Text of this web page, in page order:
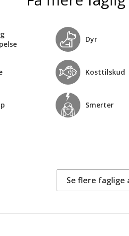
Dyr
Kosttilskud
Smerter
Se flere faglige